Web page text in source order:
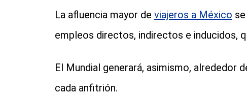
La afluencia mayor de viajeros a México
empleos directos, indirectos e inducidos,
El Mundial generará, asimismo, alrededor
cada anfitrión.